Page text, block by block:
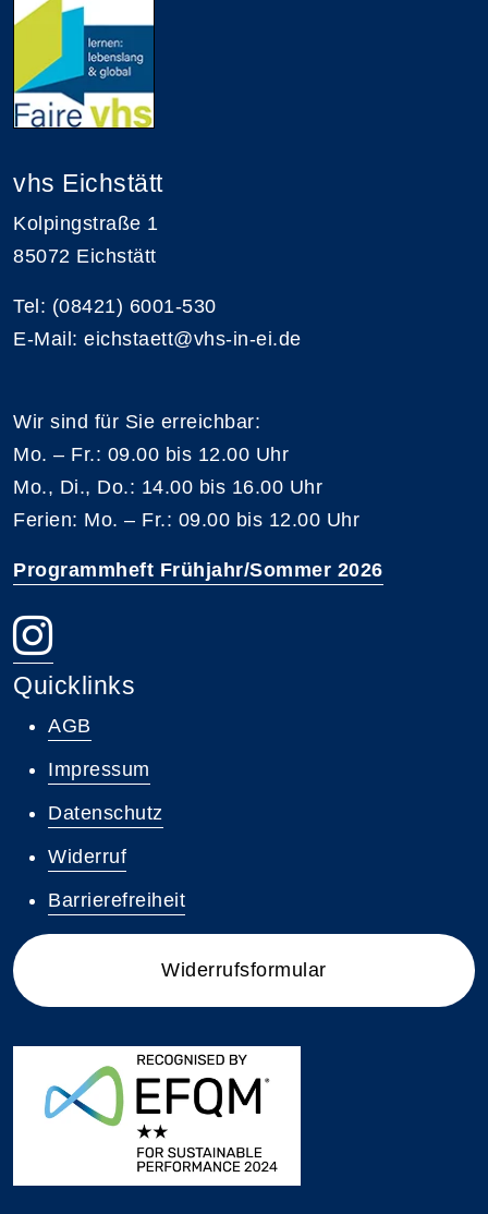
vhs Eichstätt
Kolpingstraße 1
85072 Eichstätt
Tel: (08421) 6001-530
E-Mail: eichstaett@vhs-in-ei.de
Wir sind für Sie erreichbar:
Mo. – Fr.: 09.00 bis 12.00 Uhr
Mo., Di., Do.: 14.00 bis 16.00 Uhr
Ferien: Mo. – Fr.: 09.00 bis 12.00 Uhr
Programmheft Frühjahr/Sommer 2026
Quicklinks
AGB
Impressum
Datenschutz
Widerruf
Barrierefreiheit
Widerrufsformular